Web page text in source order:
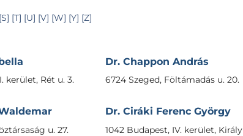
[S] [T] [U] [V] [W] [Y] [Z]
kerület, Rét u. 3.
Dr. Chappon András
6724 Szeged, Föltámadás u. 20.
u. 27.
Dr. Ciráki Ferenc György
1042 Budapest, IV. kerület, Király